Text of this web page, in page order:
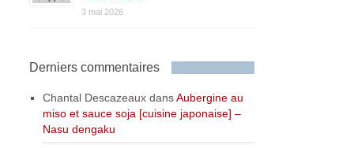
3 mai 2026
Derniers commentaires
Chantal Descazeaux dansAubergine au
miso et sauce soja [cuisine japonaise] –
Nasu dengaku